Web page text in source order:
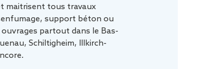
maitrisent tous travaux
support béton ou
ouvrages partout dans le Bas-
Schiltigheim, Illkirch-